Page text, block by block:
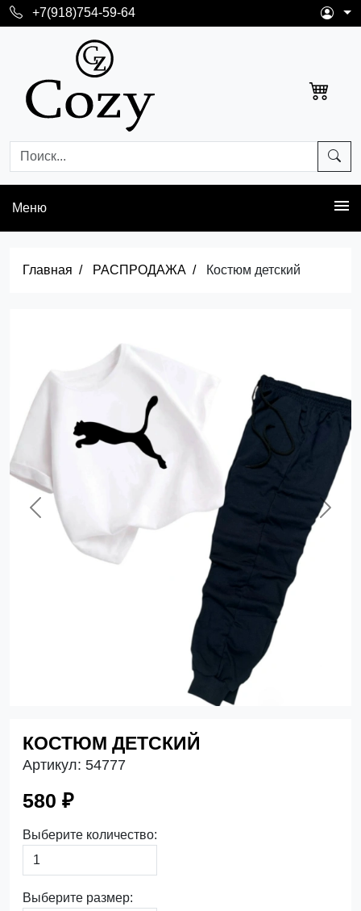
+7(918)754-59-64
Меню
Главная РАСПРОДАЖА Костюм детский
Previous Next
КОСТЮМ ДЕТСКИЙ
Артикул: 54777
580 ₽
Выберите количество:
Выберите размер: